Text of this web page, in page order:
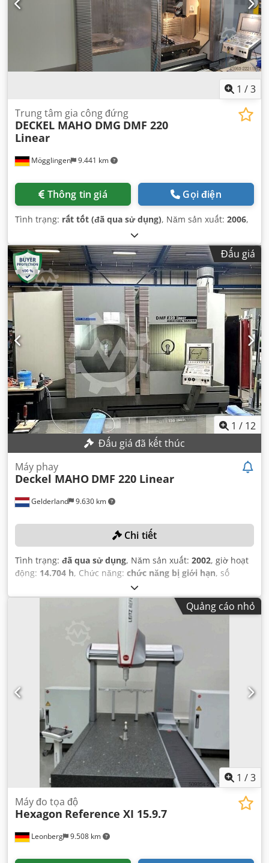
1 /3
Mögglingen 9.441 km
Trung tâm gia công đứng
DECKEL MAHO DMG DMF 220
Linear
Thông tin giá Gọi điện
Tình trạng: rất tốt (đã qua sử dụng), Năm sản xuất: 2006,
Đấu giá
1 / 12
Đấu giá đã kết thúc
Gelderland 9.630 km
Máy phay
Deckel MAHO DMF 220 Linear
Chi tiết
Tình trạng: đã qua sử dụng, Năm sản xuất: 2002, giờ hoạt
động: 14.704 h, Chức năng: chức năng bị giới hạn, số
15115220654
trục X:2.200 mm, khoảng cách di chuyển trục Y:600 mm,
khoảng cách di chuyển trục Z:
, mô hình bộ điều
, trọng lượng phôi (tối đa):
, tốc độ trục chính (tối đa):
Quảng cáo nhỏ
1 /3
Leonberg 9.508 km
Máy đo tọa độ
Hexagon Reference XI 15.9.7